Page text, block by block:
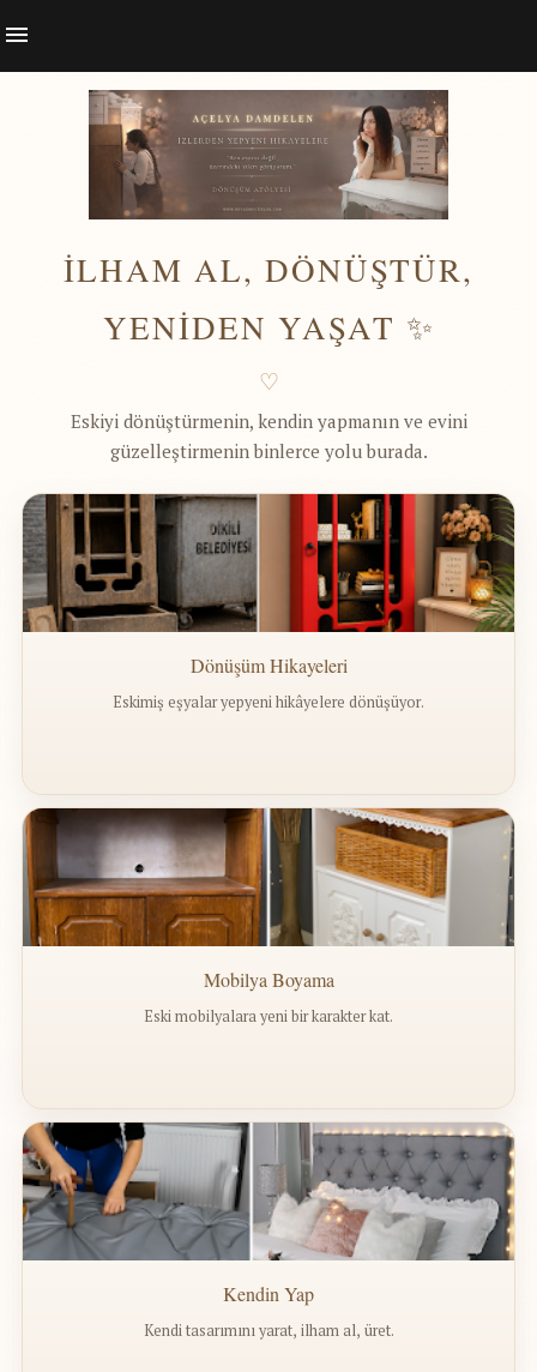
İLHAM AL, DÖNÜŞTÜR,
YENİDEN YAŞAT ✨
♡
Eskiyi dönüştürmenin, kendin yapmanın ve evini
güzelleştirmenin binlerce yolu burada.
Dönüşüm Hikayeleri
Eskimiş eşyalar yepyeni hikâyelere dönüşüyor.
Mobilya Boyama
Eski mobilyalara yeni bir karakter kat.
Kendin Yap
Kendi tasarımını yarat, ilham al, üret.